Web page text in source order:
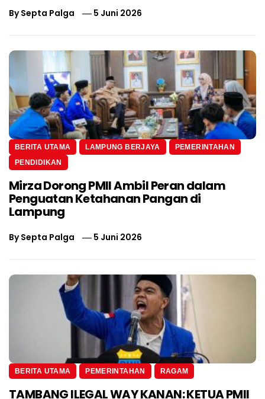
BySepta Palga 5 Juni 2026
BERITA UTAMA LAMPUNG BERJAYA
PEMERINTAHAN
PENDIDIKAN
Mirza Dorong PMII Ambil Peran dalam
Penguatan Ketahanan Pangan di
Lampung
BySepta Palga 5 Juni 2026
BERITA UTAMA PEMERINTAHAN RAGAM
TAMBANG ILEGAL WAY KANAN: KETUA PMII